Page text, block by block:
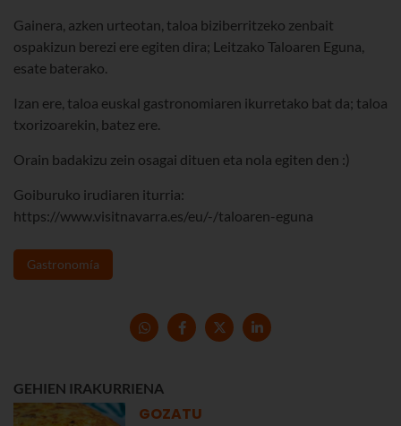
Gainera, azken urteotan, taloa biziberritzeko zenbait
ospakizun berezi ere egiten dira; Leitzako Taloaren Eguna,
esate baterako.
Izan ere, taloa euskal gastronomiaren ikurretako bat da; taloa
txorizoarekin, batez ere.
Orain badakizu zein osagai dituen eta nola egiten den :)
Goiburuko irudiaren iturria:
https://www.visitnavarra.es/eu/-/taloaren-eguna
Gastronomía
GEHIEN IRAKURRIENA
GOZATU